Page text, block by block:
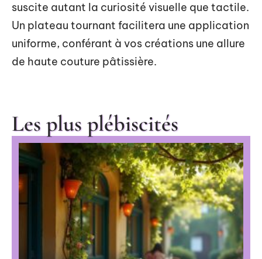
suscite autant la curiosité visuelle que tactile.
Un plateau tournant facilitera une application
uniforme, conférant à vos créations une allure
de haute couture pâtissière.
Les plus plébiscités